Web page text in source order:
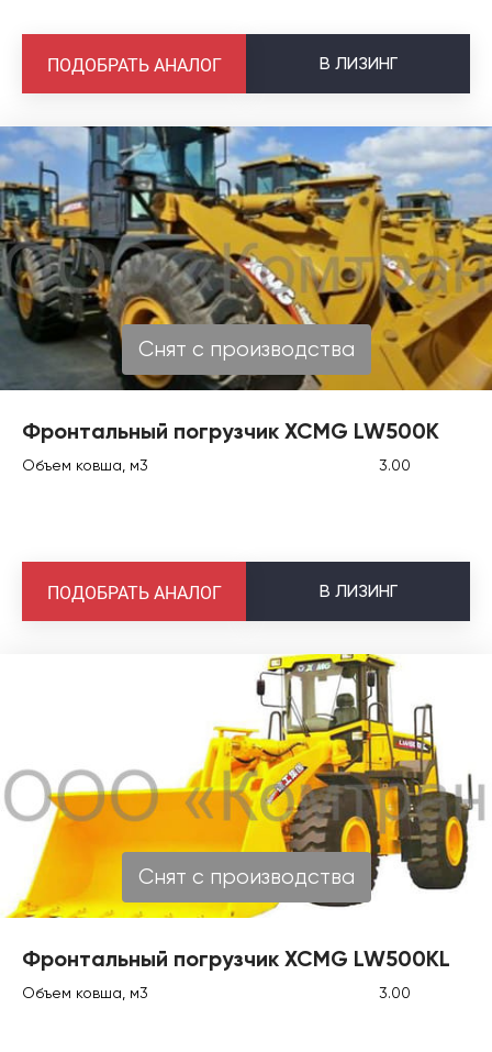
В ЛИЗИНГ
ПОДОБРАТЬ АНАЛОГ
Снят с производства
Фронтальный погрузчик XCMG LW500K
Объем ковша, м3 3.00
В ЛИЗИНГ
ПОДОБРАТЬ АНАЛОГ
Снят с производства
Фронтальный погрузчик XCMG LW500KL
Объем ковша, м3 3.00